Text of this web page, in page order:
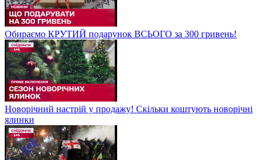
Обираємо КРУТИЙ подарунок ВСЬОГО за 300 гривень!
Новорічний настрій у продажу! Скільки коштують новорічні
ялинки